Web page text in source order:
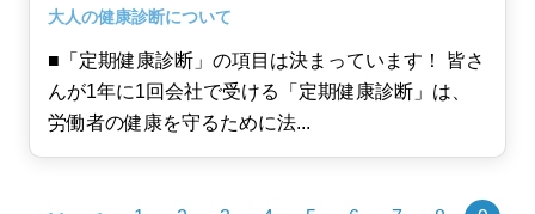
大人の健康診断について
■「定期健康診断」の項目は決まっています！ 皆さ
んが1年に1回会社で受ける「定期健康診断」は、
労働者の健康を守るために法...